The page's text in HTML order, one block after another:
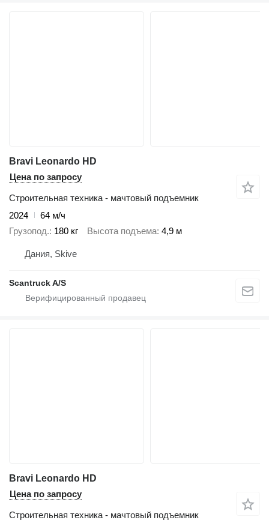
Bravi Leonardo HD
Цена по запросу
Строительная техника - мачтовый подъемник
2024
64 м/ч
Грузопод. 180 кг Высота подъема 4,9 м
Дания, Skive
Scantruck A/S
Bravi Leonardo HD
Цена по запросу
Строительная техника - мачтовый подъемник